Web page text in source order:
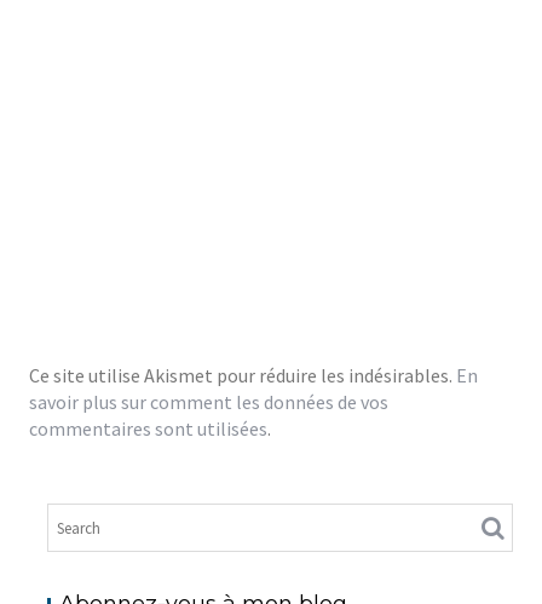
Ce site utilise Akismet pour réduire les indésirables. En
savoir plus sur comment les données de vos
commentaires sont utilisées.